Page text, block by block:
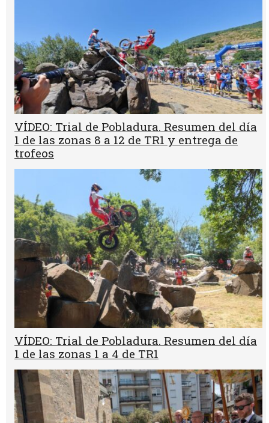
VÍDEO: Trial de Pobladura. Resumen del día
1 de las zonas 8 a 12 de TR1 y entrega de
trofeos
VÍDEO: Trial de Pobladura. Resumen del día
1 de las zonas 1 a 4 de TR1